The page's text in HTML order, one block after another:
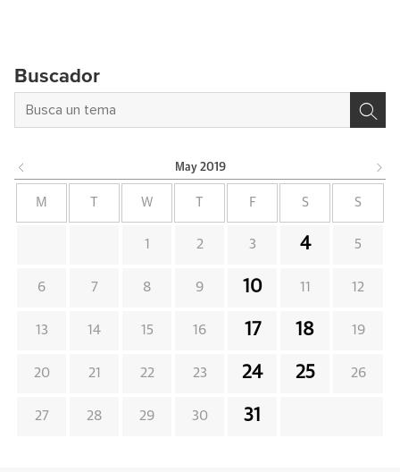
Buscador
May 2019
M W F S S
1 2 3 4 5
6 7 8 9 10 11 12
13 14 15 16 17 18 19
20 21 22 23 24 25 26
27 28 29 30 31